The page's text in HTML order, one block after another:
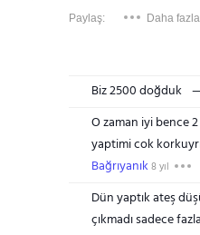
Paylaş: Daha fazla
Biz 2500 doğduk
O zaman iyi bence
yaptimi cok
Bağrıyanık 8 yıl
Dün yaptık ateş
çıkmadı sadece